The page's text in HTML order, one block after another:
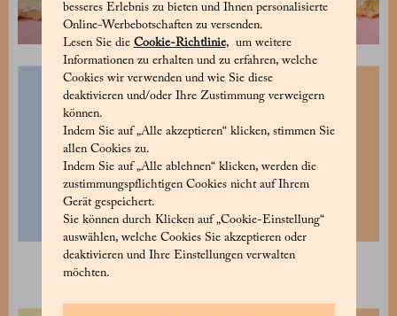
besseres Erlebnis zu bieten und Ihnen personalisierte
Online-Werbebotschaften zu versenden.
Lesen Sie die Cookie-Richtlinie, um weitere
Informationen zu erhalten und zu erfahren, welche
Cookies wir verwenden und wie Sie diese
deaktivieren und/oder Ihre Zustimmung verweigern
können.
Indem Sie auf „Alle akzeptieren“ klicken, stimmen Sie
allen Cookies zu.
Indem Sie auf „Alle ablehnen“ klicken, werden die
zustimmungspflichtigen Cookies nicht auf Ihrem
Gerät gespeichert.
Sie können durch Klicken auf „Cookie-Einstellung“
auswählen, welche Cookies Sie akzeptieren oder
deaktivieren und Ihre Einstellungen verwalten
möchten.
1824 Einzelportion
14 €
Einzelportion Babà